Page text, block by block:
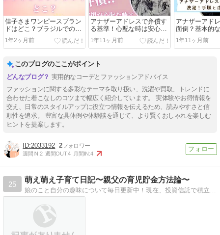
佳子さまワンピースブラン
ドはどこ？ブラジルでの着
用ワンピを紹介
1年2ヶ月前
アナザーアドレスで弁償す
る基準！心配な時は安心保
証をつけよう
1年11ヶ月前
アナザーアド
面倒？基本的
と体験談
1年11ヶ月前
このブログのここがポイント
実用的なコーデとファッションアドバイス
ファッションに関する多彩なテーマを取り扱い、洗濯や買取、トレンドに
合わせた着こなしのコツまで幅広く紹介しています。 実体験やお得情報を
交え、日常のスタイルアップに役立つ情報を伝えるため、読みやすさと信
頼性を追求。 豊富な具体例や体験談を通じて、より賢くおしゃれを楽しむ
ヒントを提案します。
2033192 2
週間IN:2 週間OUT:4 月間IN:4
25
萌え萌え子育て日記〜親父の育児貯金方法論〜